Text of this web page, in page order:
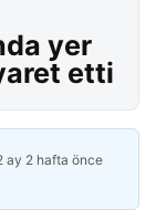
yer
etti
ay 2 hafta önce